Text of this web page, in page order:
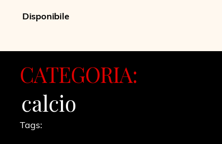
Disponibile
CATEGORIA:
calcio
Tags: